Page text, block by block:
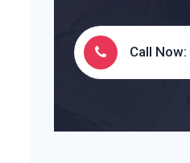
Call Now: